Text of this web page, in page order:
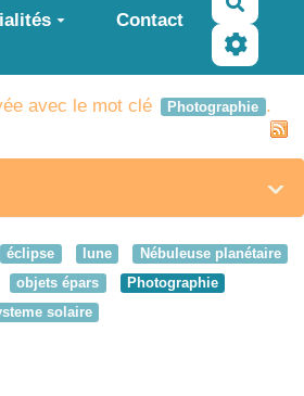
Contact
avec le mot clé Photographie .
éclipse lune
Nébuleuse planétaire
objets épars
Photographie
solaire